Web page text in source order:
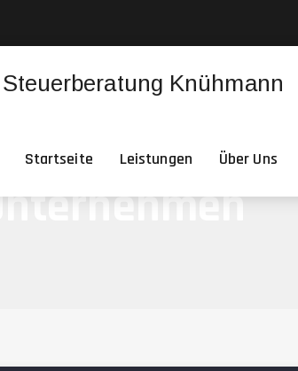
Startseite Leistungen Über Uns